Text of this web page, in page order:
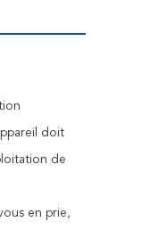
doit
de
en prie,